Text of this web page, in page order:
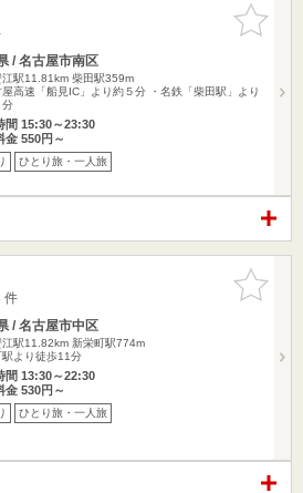
お気に入
りに追加
/ 名古屋市南区
江駅11.81km 柴田駅359m
屋高速「船見IC」より約５分 ・名鉄「柴田駅」より
分
間 15:30～23:30
金 550円～
ひとり旅・一人旅
お気に入
りに追加
件
/ 名古屋市中区
江駅11.82km 新栄町駅774m
駅より徒歩11分
間 13:30～22:30
金 530円～
ひとり旅・一人旅